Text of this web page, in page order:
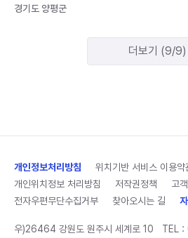
경기도 양평군
더보기 (9/9)
개인정보처리방침
위치기반 서비스 이용약
개인위치정보 처리방침
저작권정책
고
전자우편무단수집거부
찾아오시는 길
우)26464 강원도 원주시 세계로 10 TEL :